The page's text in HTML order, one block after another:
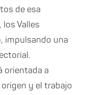
de esa
los Valles
impulsando una
orientada a
y el trabajo